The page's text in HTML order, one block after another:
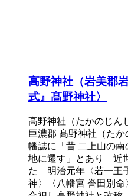
高野神社（岩美郡
式』髙野神社〉
高野神社（たかのじ
巨濃郡 髙野神社（た
幡誌に「昔 二上山の
地に遷す」とあり 近
た 明治元年〈若一王
神〉〈八幡宮 誉田別